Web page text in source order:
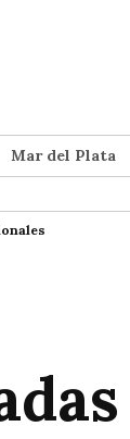
Mar del Plata